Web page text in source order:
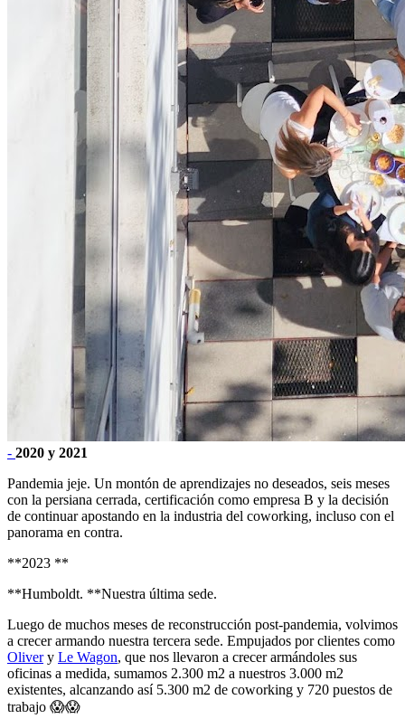
- 2020 y 2021
Pandemia jeje. Un montón de aprendizajes no deseados, seis meses
con la persiana cerrada, certificación como empresa B y la decisión
de continuar apostando en la industria del coworking, incluso con el
panorama en contra.
**2023 **
**Humboldt. **Nuestra última sede.
Luego de muchos meses de reconstrucción post-pandemia, volvimos
a crecer armando nuestra tercera sede. Empujados por clientes como
Olivery Le Wagon, que nos llevaron a crecer armándoles sus
oficinas a medida, sumamos 2.300 m2 a nuestros 3.000 m2
existentes, alcanzando así 5.300 m2 de coworking y 720 puestos de
trabajo 😱😱